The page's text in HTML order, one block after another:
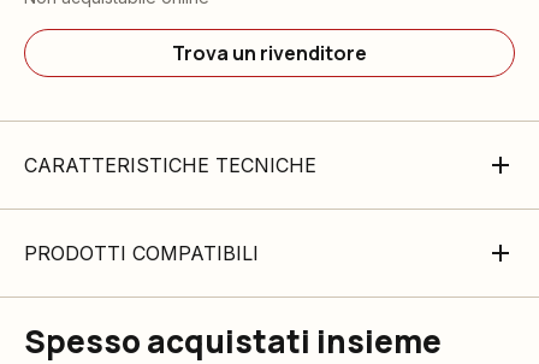
Trova un rivenditore
CARATTERISTICHE TECNICHE
PRODOTTI COMPATIBILI
Spesso acquistati insieme